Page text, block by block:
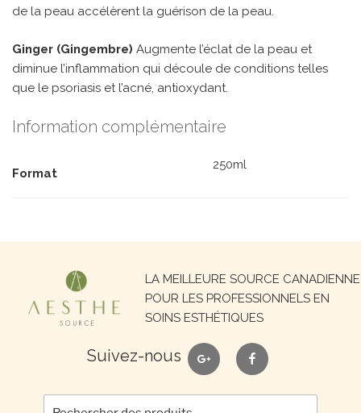
de la peau accélèrent la guérison de la peau.
Ginger (Gingembre) Augmente l’éclat de la peau et
diminue l’inflammation qui découle de conditions telles
que le psoriasis et l’acné, antioxydant.
Information complémentaire
Format
250ml
LA MEILLEURE SOURCE CANADIENNE
POUR LES PROFESSIONNELS EN
SOINS ESTHÉTIQUES
Suivez-nous google facebook
Recherche
pour :